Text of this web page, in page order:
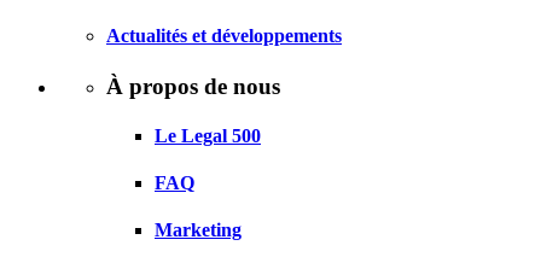
Actualités et développements
À propos de nous
Le Legal 500
FAQ
Marketing